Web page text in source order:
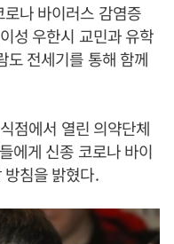
나 바이러스 감염증
성 우한시 교민과 유학
도 전세기를 통해 함께
점에서 열린 의약단체
에게 신종 코로나 바이
침을 밝혔다.